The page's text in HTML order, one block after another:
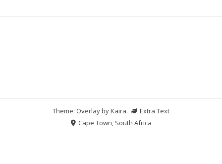
Theme: Overlay byKaira.
Extra Text
Cape Town, South Africa